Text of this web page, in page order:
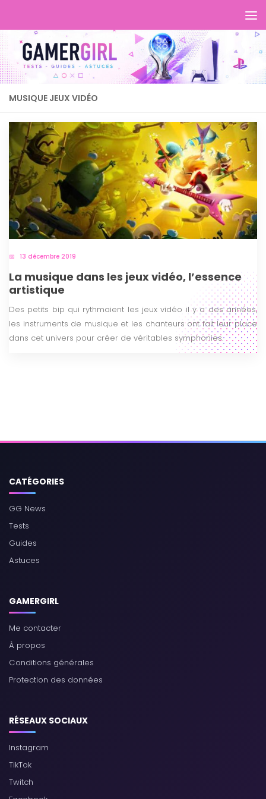
MUSIQUE JEUX VIDÉO
13 décembre 2019
La musique dans les jeux vidéo, l’essence
artistique
Des petits bip qui rythmaient les jeux vidéo il y a des années,
les instruments de musique et les chanteurs ont fait leur place
dans cet univers pour créer de véritables symphonies.
CATÉGORIES
GG News
Tests
Guides
Astuces
GAMERGIRL
Me contacter
À propos
Conditions générales
Protection des données
RÉSEAUX SOCIAUX
Instagram
TikTok
Twitch